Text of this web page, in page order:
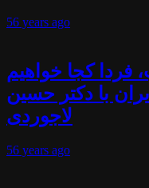
56 years ago
فردا کجا خواهیم
با دکتر حسین
لاجوردی
56 years ago